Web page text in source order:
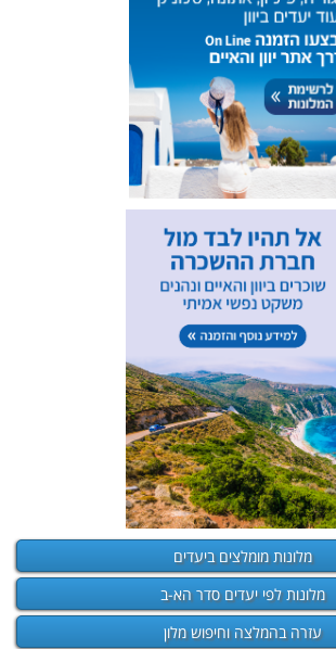
מלונות מומלצים ביעדים
מלונות לפי יעדים סדר הא-ב
עזרה בהמלצה וחיפוש מלון